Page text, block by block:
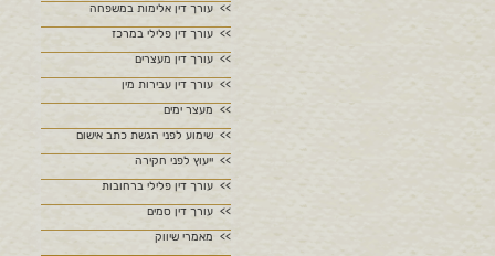
עורך דין אלימות במשפחה
עורך דין פלילי במרכז
עורך דין מעצרים
עורך דין עבירות מין
מעצר ימים
שימוע לפני הגשת כתב אישום
ייעוץ לפני חקירה
עורך דין פלילי ברחובות
עורך דין סמים
מאמרי שיווק